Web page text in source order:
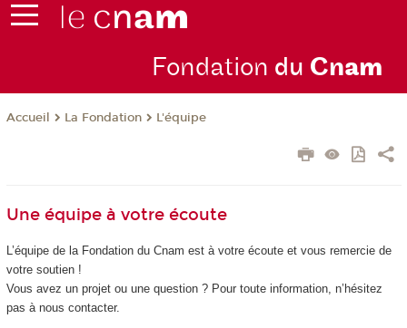
Fondation du Cnam
Accueil La Fondation L'équipe
Une équipe à votre écoute
L’équipe de la Fondation du Cnam est à votre écoute et vous remercie de
votre soutien !
Vous avez un projet ou une question ? Pour toute information, n’hésitez
pas à nous contacter.